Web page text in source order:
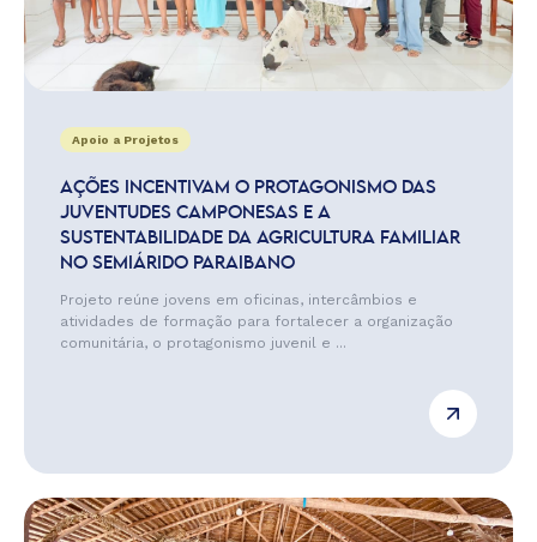
Apoio a Projetos
AÇÕES INCENTIVAM O PROTAGONISMO DAS
JUVENTUDES CAMPONESAS E A
SUSTENTABILIDADE DA AGRICULTURA FAMILIAR
NO SEMIÁRIDO PARAIBANO
Projeto reúne jovens em oficinas, intercâmbios e
atividades de formação para fortalecer a organização
comunitária, o protagonismo juvenil e ...